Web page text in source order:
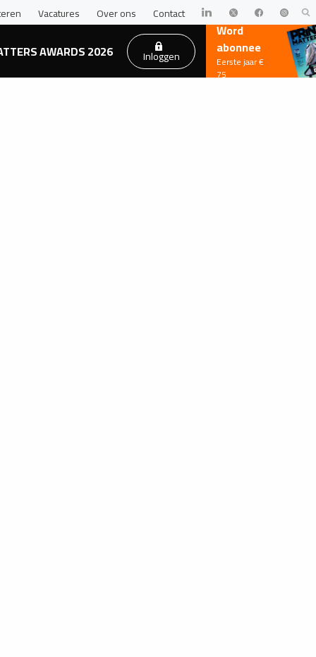
Vacatures Over ons Contact
AWARDS 2026 Inloggen
Word
abonnee
Eerste jaar €
75